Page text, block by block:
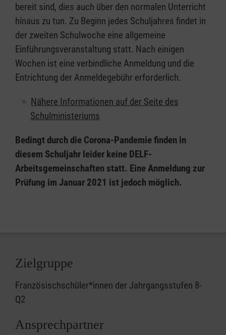
bereit sind, dies auch über den normalen Unterricht
hinaus zu tun. Zu Beginn jedes Schuljahres findet in
der zweiten Schulwoche eine allgemeine
Einführungsveranstaltung statt. Nach einigen
Wochen ist eine verbindliche Anmeldung und die
Entrichtung der Anmeldegebühr erforderlich.
Nähere Informationen auf der Seite des
Schulministeriums
Bedingt durch die Corona-Pandemie finden in
diesem Schuljahr leider keine DELF-
Arbeitsgemeinschaften statt. Eine Anmeldung zur
Prüfung im Januar 2021 ist jedoch möglich.
Zielgruppe
Französischschüler*innen der Jahrgangsstufen 8-
Q2
Ansprechpartner